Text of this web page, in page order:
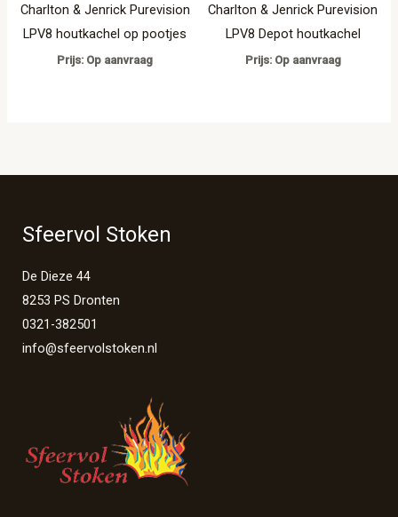
Charlton & Jenrick Purevision
LPV8 houtkachel op pootjes
Prijs: Op aanvraag
Charlton & Jenrick Purevision
LPV8 Depot houtkachel
Prijs: Op aanvraag
Sfeervol Stoken
De Dieze 44
8253 PS Dronten
0321-382501
info@sfeervolstoken.nl